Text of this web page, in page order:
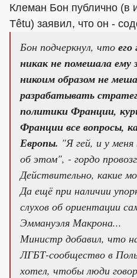
Клеман Бон публично (в
Têtu) заявил, что он -
Бон подчеркнул, что его
никак не помешала ему
никоим образом не
разрабатывать
политики Франции,
Франции все вопросы,
Европы. "Я гей, и у
об этом", - гордо
Действительно, какие
Да ещё при наличии
слухов об ориентации
Эммануэля Макрона...
Министр добавил, что
ЛГБТ-сообщество в
хотел, чтобы люди